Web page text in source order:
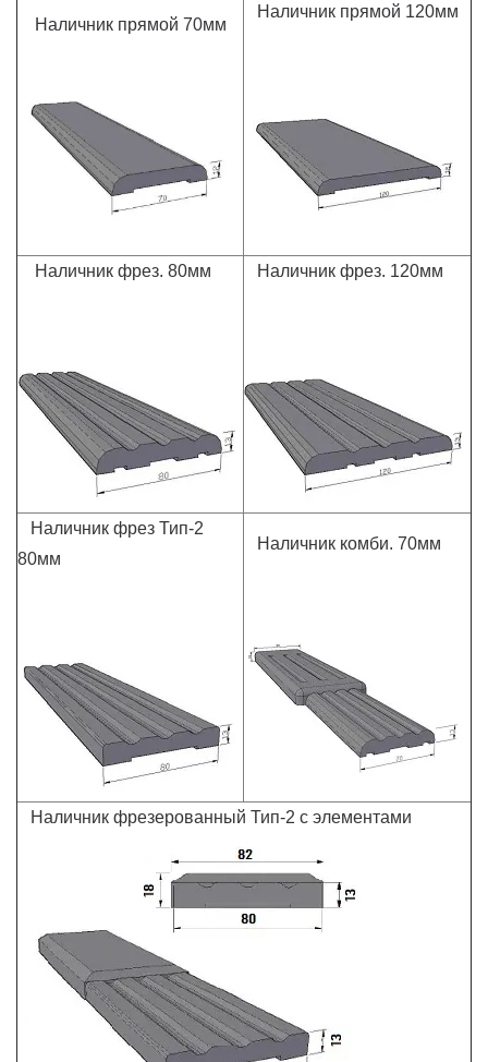
Наличник прямой 70мм
Наличник прямой 120мм
Наличник фрез. 80мм Наличник фрез. 120мм
Наличник фрез Тип-2
80мм
Наличник комби. 70мм
Наличник фрезерованный Тип-2 с элементами